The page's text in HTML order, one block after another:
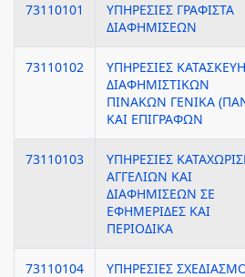
73110101
ΥΠΗΡΕΣΙΕΣ ΓΡΑΦΙΣΤΑ
ΔΙΑΦΗΜΙΣΕΩΝ
73110102
ΥΠΗΡΕΣΙΕΣ
ΔΙΑΦΗΜΙΣΤΙΚΩΝ
ΠΙΝΑΚΩΝ ΓΕΝΙΚΑ
ΚΑΙ ΕΠΙΓΡΑΦΩΝ
73110103
ΥΠΗΡΕΣΙΕΣ
ΑΓΓΕΛΙΩΝ ΚΑΙ
ΔΙΑΦΗΜΙΣΕΩΝ ΣΕ
ΕΦΗΜΕΡΙΔΕΣ ΚΑΙ
ΠΕΡΙΟΔΙΚΑ
73110104 ΥΠΗΡΕΣΙΕΣ